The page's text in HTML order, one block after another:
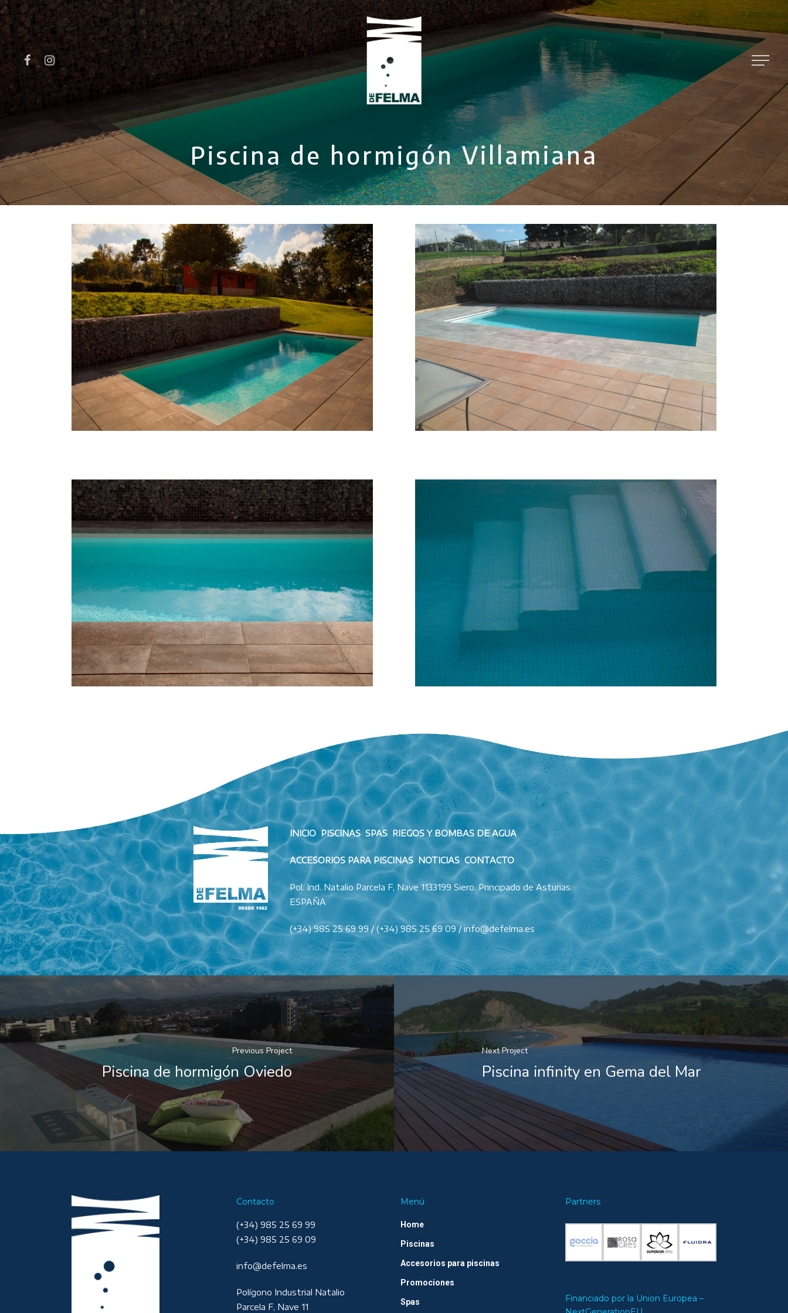
Hit enter to search or ESC to close
Piscina de hormigón Villamiana
INICIO PISCINAS SPAS RIEGOS Y BOMBAS DE AGUA
ACCESORIOS PARA PISCINAS NOTICIAS CONTACTO
Pol. Ind. Natalio Parcela F, Nave 1133199 Siero. Principado de Asturias.
ESPAÑA
(+34) 985 25 69 99 / (+34) 985 25 69 09 / info@defelma.es
Previous Project
Piscina de hormigón Oviedo
Next Project
Piscina infinity en Gema del Mar
Contacto
(+34) 985 25 69 99
(+34) 985 25 69 09
info@defelma.es
Polígono Industrial Natalio
Parcela F, Nave 11
Menú
Home
Piscinas
Accesorios para piscinas
Promociones
Spas
Partners
Financiado por la Union Europea –